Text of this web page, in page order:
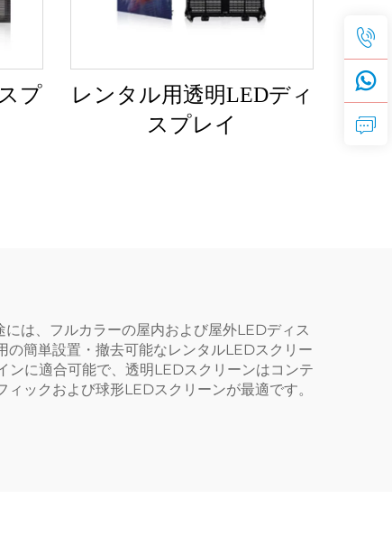
プ
レンタル用透明LEDディ
スプレイ
は、フルカラーの屋内および屋外LEDディス
簡単設置・撤去可能なレンタルLEDスクリー
ンに適合可能で、透明LEDスクリーンはコンテ
ックおよび球形LEDスクリーンが最適です。